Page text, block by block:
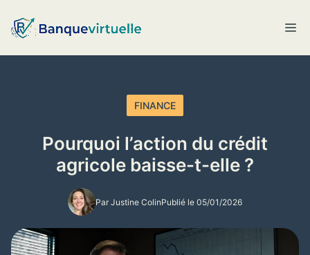
au
contenu
FINANCE
Pourquoi l’action du crédit
agricole baisse-t-elle ?
Par Justine ColinPublié le 05/01/2026